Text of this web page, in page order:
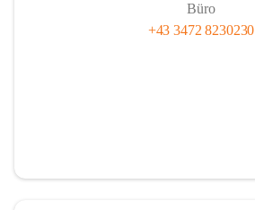
Büro
+43 3472 8230230